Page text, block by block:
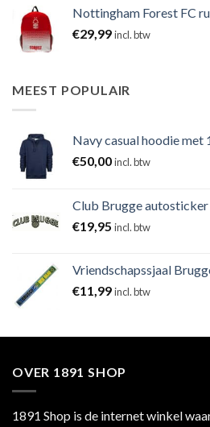
Nottingham Forest FC
€29,99incl. btw
MEEST POPULAIR
Navy casual hoodie met
€50,00incl. btw
Club Brugge
€19,95 incl. btw
Vriendschapssjaal
€11,99incl. btw
OVER 1891 SHOP
1891 Shop is de internet winkel